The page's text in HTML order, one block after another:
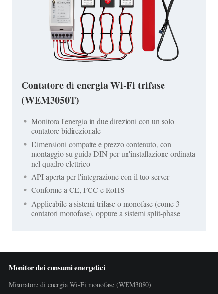
Contatore di energia Wi-Fi trifase
(WEM3050T)
Monitora l'energia in due direzioni con un solo
contatore bidirezionale
Dimensioni compatte e prezzo contenuto, con
montaggio su guida DIN per un'installazione ordinata
nel quadro elettrico
API aperta per l'integrazione con il tuo server
Conforme a CE, FCC e RoHS
Applicabile a sistemi trifase o monofase (come 3
contatori monofase), oppure a sistemi split-phase
Monitor dei consumi energetici
Misuratore di energia Wi-Fi monofase (WEM3080)